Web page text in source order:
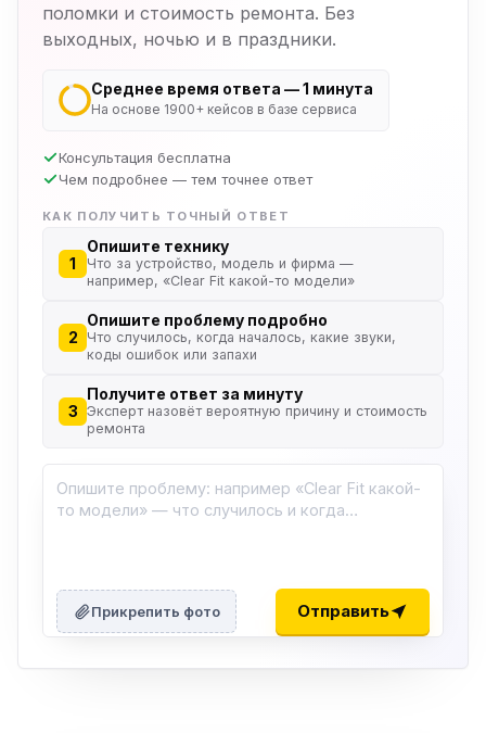
поломки и стоимость ремонта. Без
выходных, ночью и в праздники.
Среднее время ответа — 1 минута
На основе 1900+ кейсов в базе сервиса
Консультация бесплатна
Чем подробнее — тем точнее ответ
КАК ПОЛУЧИТЬ ТОЧНЫЙ ОТВЕТ
1
Опишите технику
Что за устройство, модель и фирма —
например, «Clear Fit какой-то модели»
2
Опишите проблему подробно
Что случилось, когда началось, какие звуки,
коды ошибок или запахи
3
Получите ответ за минуту
Эксперт назовёт вероятную причину и стоимость
ремонта
Прикрепить фото Отправить